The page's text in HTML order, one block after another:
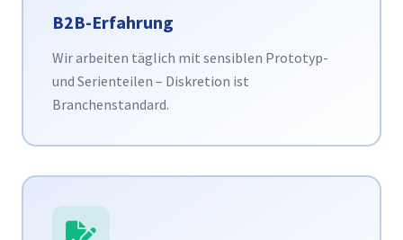
B2B-Erfahrung
Wir arbeiten täglich mit sensiblen Prototyp-
und Serienteilen – Diskretion ist
Branchenstandard.